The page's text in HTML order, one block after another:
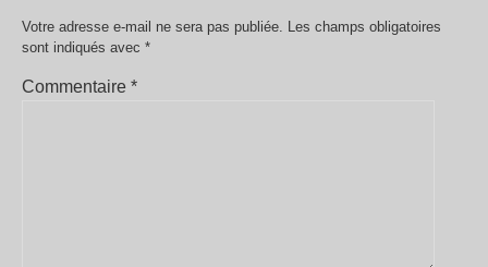
Votre adresse e-mail ne sera pas publiée. Les champs obligatoires
sont indiqués avec *
Commentaire *